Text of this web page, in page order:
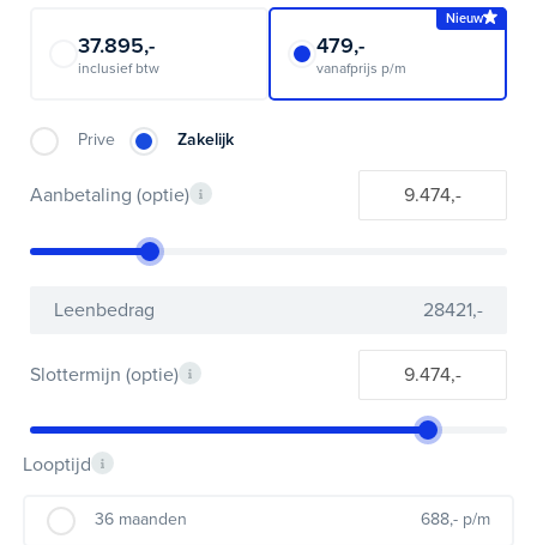
37.895,-
inclusief btw
Nieuw
479,-
vanafprijs p/m
Prive Zakelijk
Aanbetaling (optie)
Leenbedrag 28421,-
Slottermijn (optie)
Looptijd
36 maanden 688,- p/m